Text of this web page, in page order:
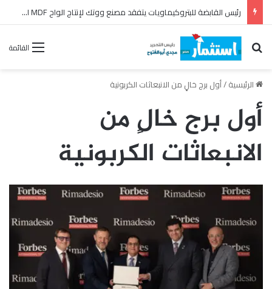
رئيس القابضة للبتروكيماويات يتفقد مصنع ووتك لإنتاج الواح MDF الخشبية من قش الأرز
القائمة بحث عن
الرئيسية/أول برج خالٍ من الانبعاثات الكربونية
أول برج خالٍ من
الانبعاثات الكربونية